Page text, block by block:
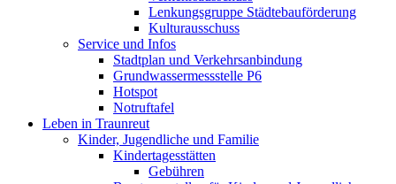
Lenkungsgruppe Städtebauförderung
Kulturausschuss
Service und Infos
Stadtplan und Verkehrsanbindung
Grundwassermessstelle P6
Hotspot
Notruftafel
Leben in Traunreut
Kinder, Jugendliche und Familie
Kindertagesstätten
Gebühren